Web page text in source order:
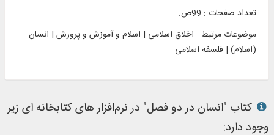
تعداد صفحات : 99ص.
موضوعات مرتبط : اخلاق اسلامی | اسلام و آموزش و پرورش | انسان
(اسلام) | فلسفه اسلامی
کتاب "انسان در دو فصل" در نرم‌افزار های کتابخانه ای زیر
وجود دارد: